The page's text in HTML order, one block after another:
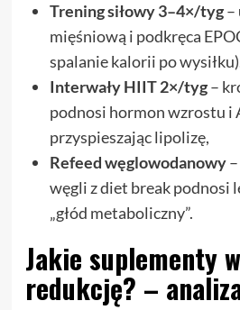
Trening siłowy 3–4×/tyg–
mięśniową i podkręca
spalanie kalorii po
Interwały HIIT 2×/tyg–
podnosi hormon wzrostu i
przyspieszając lipolizę,
Refeed węglowodanowy–
węgli z diet break podnosi
„głód metaboliczny”.
Jakie suplementy
redukcję? –